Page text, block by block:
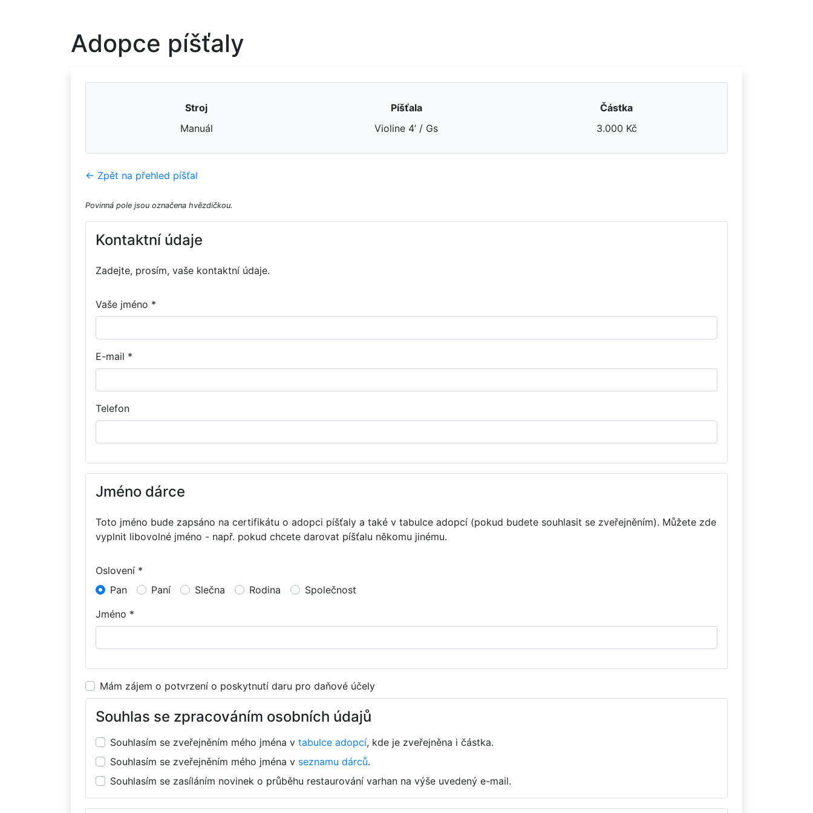
Adopce píšťaly
Stroj Píšťala
Částka
Manuál
Violine 4’ / Gs 3.000 Kč
← Zpět na přehled píšťal
Povinná pole jsou označena hvězdičkou.
Kontaktní údaje
Zadejte, prosím, vaše kontaktní údaje.
Vaše jméno *
E-mail *
Telefon
Jméno dárce
Toto jméno bude zapsáno na certifikátu o adopci píšťaly a také v tabulce adopcí (pokud budete souhlasit se zveřejněním). Můžete zde
vyplnit libovolné jméno - např. pokud chcete darovat píšťalu někomu jinému.
Oslovení *
Pan
Paní Slečna Rodina
Společnost
Jméno *
Mám zájem o potvrzení o poskytnutí daru pro daňové účely
Souhlas se zpracováním osobních údajů
Souhlasím se zveřejněním mého jména v tabulce adopcí, kde je zveřejněna i částka.
Souhlasím se zveřejněním mého jména v seznamu dárců.
Souhlasím se zasíláním novinek o průběhu restaurování varhan na výše uvedený e-mail.